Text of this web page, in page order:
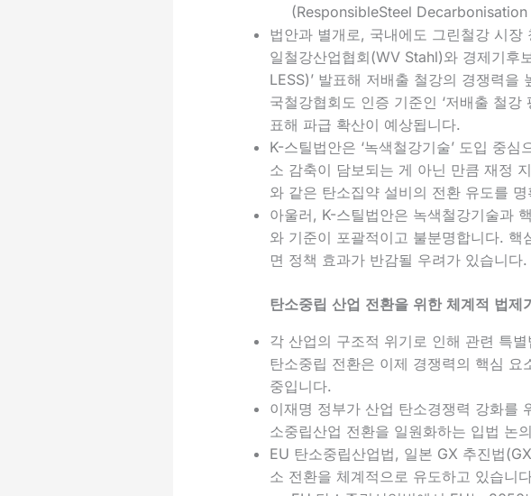
(ResponsibleSteel
법안과 별개로, 국내에도 그린철강 시
일철강산업협회(WV Stahl)와 경제기후
LESS)’ 발표해 저배출 철강의 경쟁력
국철강협회도 인증 기준인 ‘저배출 철
표해 파급 확산이 예상됩니다.
K-스틸법안은 ‘녹색철강기술’ 도입 중
소 감축이 담보되는 게 아닌 만큼 재정
와 같은 탄소집약 설비의 전환 유도를
아울러, K-스틸법안은 녹색철강기술과
와 기준이 포괄적이고 불분명합니다.
면 정책 효과가 반감될 우려가 있습니다.
탄소중립 산업 전환을 위한 체계적 법제
각 산업의 구조적 위기로 인해 관련 특
탄소중립 전환은 이제 경쟁력의 핵심
중입니다.
이재명 정부가 산업 탄소경쟁력 강화를
소중립산업 전환을 일원화하는 입법 논
EU 탄소중립산업법, 일본 GX 추진법
소 전환을 체계적으로 유도하고 있습니